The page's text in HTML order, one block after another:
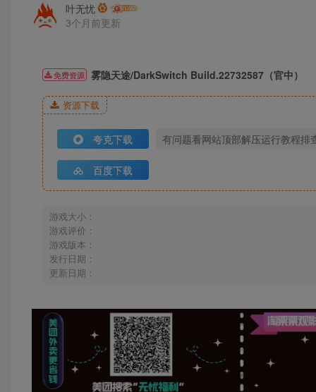
叶无忧
3个月前更新
免费资源 雾隐天途/DarkSwitch Build.22732587（官中）
资源下载
夸克下载 有问题看网站顶部解压运行教程排
百度下载
游戏大小：
游戏评价：
游戏版本：
发行日期：
更新日期：